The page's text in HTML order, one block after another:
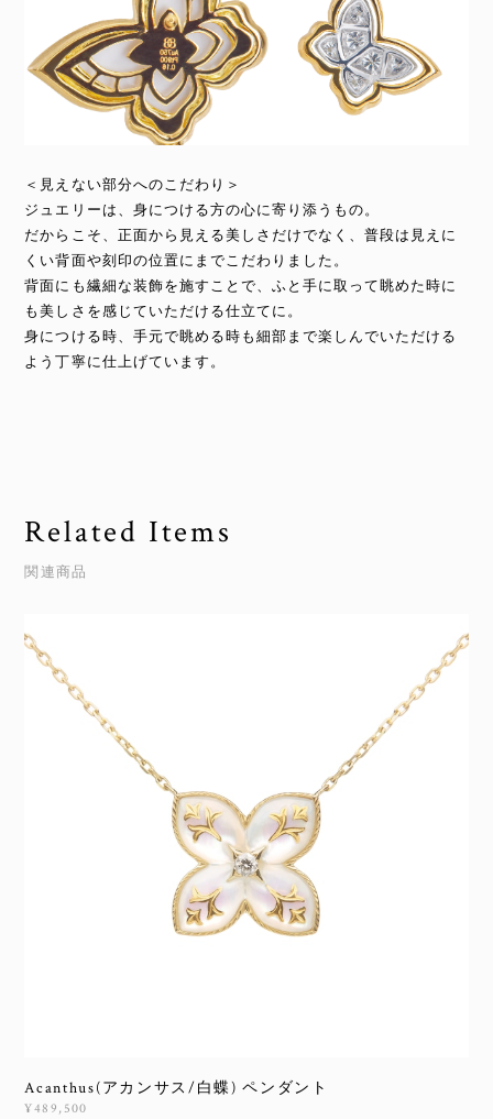
＜見えない部分へのこだわり＞
ジュエリーは、身につける方の心に寄り添うもの。
だからこそ、正面から見える美しさだけでなく、普段は見えに
くい背面や刻印の位置にまでこだわりました。
背面にも繊細な装飾を施すことで、ふと手に取って眺めた時に
も美しさを感じていただける仕立てに。
身につける時、手元で眺める時も細部まで楽しんでいただける
よう丁寧に仕上げています。
Related Items
関連商品
Acanthus(アカンサス/白蝶) ペンダント
¥489,500